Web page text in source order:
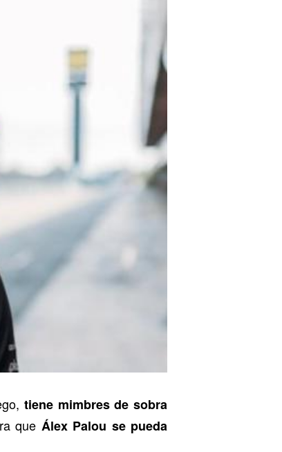
tiene mimbres de sobra
que Álex Palou se pueda